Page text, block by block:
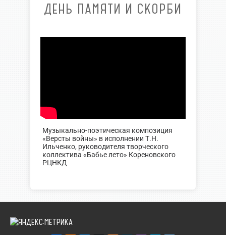
ДЕНЬ ПАМЯТИ И СКОРБИ
Музыкально-поэтическая композиция
«Версты войны» в исполнении Т.Н.
Ильченко, руководителя творческого
коллектива «Бабье лето» Кореновского
РЦНКД